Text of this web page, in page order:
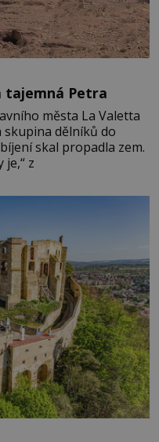
tajemná Petra
města La Valetta
skupina dělníků do
skal propadla zem.
z